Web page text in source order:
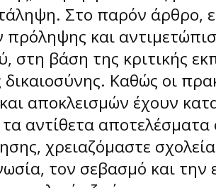
Στο παρόν άρθρο,
και
στη βάση της κριτικής
δικαιοσύνης. Καθώς οι
αποκλεισμών έχουν
αντίθετα αποτελέσματα
χρειαζόμαστε
τον σεβασμό και την